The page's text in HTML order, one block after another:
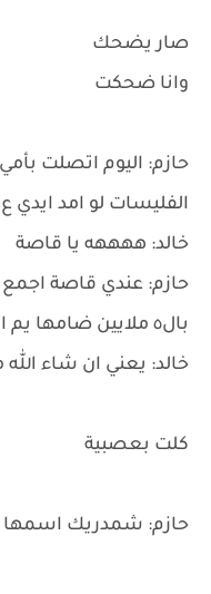
صار يضحك
وانا ضحكت
حازم: اليوم اتصلت
الفليسات لو امد ايدي
خالد: ههههه يا قاصة
حازم: عندي قاصة
بال٥ ملايين ضامها يم امي
خالد: يعني ان شاء
كلت بعصبية
حازم: شمدريك اسمها